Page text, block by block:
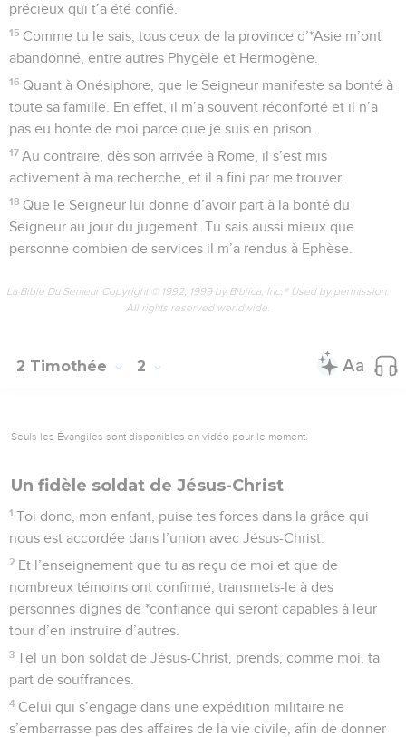
précieux qui t’a été confié.
15 Comme tu le sais, tous ceux de la province d’*Asie m’ont
abandonné, entre autres Phygèle et Hermogène.
16 Quant à Onésiphore, que le Seigneur manifeste sa bonté à
toute sa famille. En effet, il m’a souvent réconforté et il n’a
pas eu honte de moi parce que je suis en prison.
17 Au contraire, dès son arrivée à Rome, il s’est mis
activement à ma recherche, et il a fini par me trouver.
18 Que le Seigneur lui donne d’avoir part à la bonté du
Seigneur au jour du jugement. Tu sais aussi mieux que
personne combien de services il m’a rendus à Ephèse.
La Bible Du Semeur Copyright © 1992, 1999 by Biblica, Inc.® Used by permission.
All rights reserved worldwide.
2 Timothée 2
Seuls les Évangiles sont disponibles en vidéo pour le moment.
Un fidèle soldat de Jésus-Christ
1 Toi donc, mon enfant, puise tes forces dans la grâce qui
nous est accordée dans l’union avec Jésus-Christ.
2 Et l’enseignement que tu as reçu de moi et que de
nombreux témoins ont confirmé, transmets-le à des
personnes dignes de *confiance qui seront capables à leur
tour d’en instruire d’autres.
3 Tel un bon soldat de Jésus-Christ, prends, comme moi, ta
part de souffrances.
4 Celui qui s’engage dans une expédition militaire ne
s’embarrasse pas des affaires de la vie civile, afin de donner